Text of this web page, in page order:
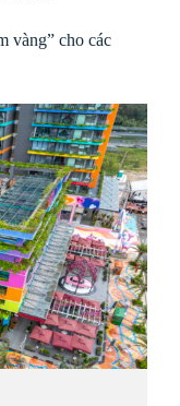
vàng” cho các